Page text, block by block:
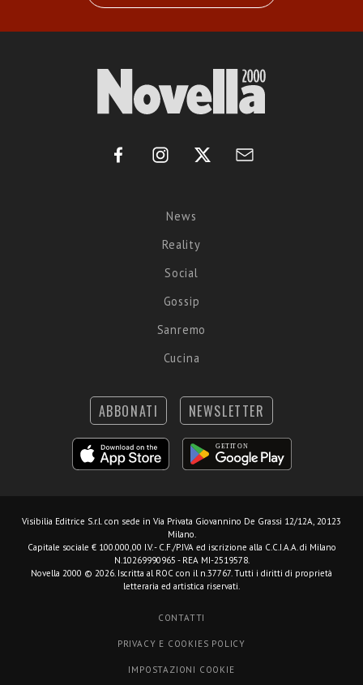
News
Reality
Social
Gossip
Sanremo
Cucina
ABBONATI NEWSLETTER
Visibilia Editrice S.r.l. con sede in Via Privata Giovannino De Grassi 12/12A, 20123
Milano.
Capitale sociale € 100.000,00 I.V. - C.F./P.IVA ed iscrizione alla C.C.I.A.A. di Milano
N.10269990965 - REA MI-2519578.
Novella 2000 © 2026. Iscritta al ROC con il n.37767. Tutti i diritti di proprietà
letteraria ed artistica riservati.
CONTATTI
PRIVACY E COOKIES POLICY
IMPOSTAZIONI COOKIE